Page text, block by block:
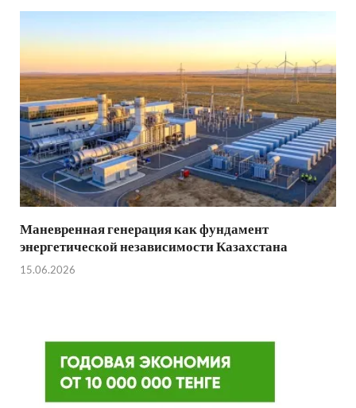
Маневренная генерация как фундамент
энергетической независимости Казахстана
15.06.2026